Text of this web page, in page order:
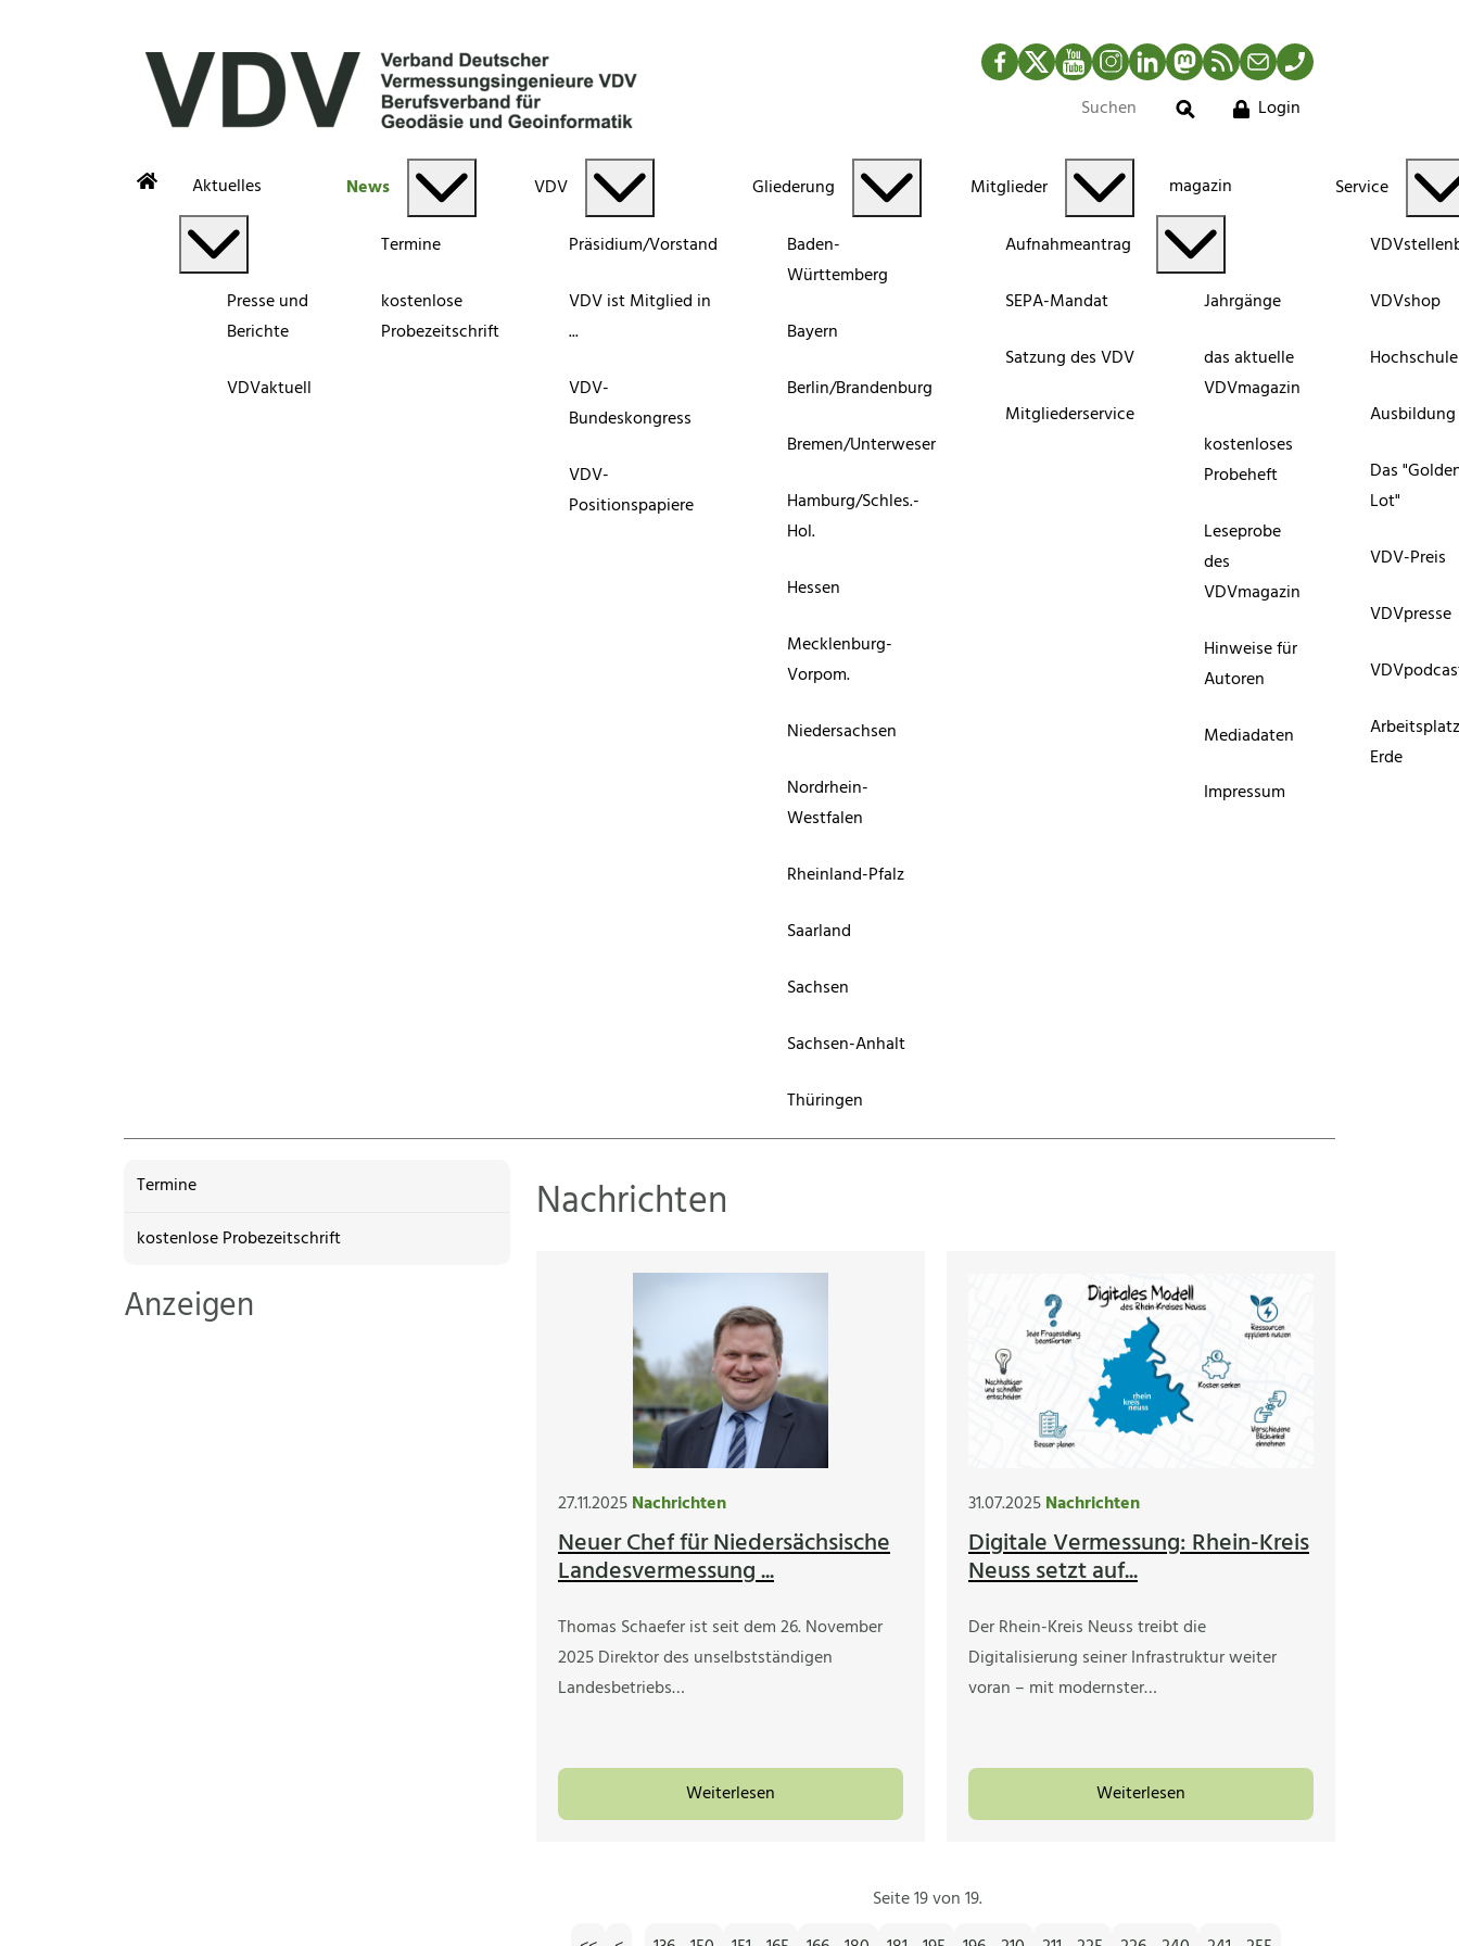
Facebook
TwitterYouTubeInstagram
LinkedInMastodonRSS-Newsfeed
MailTelefon
Suche
Login
Aktuelles
Presse und
Berichte
VDVaktuell
News
Termine
kostenlose
Probezeitschrift
VDV
Präsidium/Vorstand
VDV ist Mitglied in
...
VDV-
Bundeskongress
VDV-
Positionspapiere
Gliederung
Baden-
Württemberg
Bayern
Berlin/Brandenburg
Bremen/Unterweser
Hamburg/Schles.-
Hol.
Hessen
Mecklenburg-
Vorpom.
Niedersachsen
Nordrhein-
Westfalen
Rheinland-Pfalz
Saarland
Sachsen
Sachsen-Anhalt
Thüringen
Mitglieder
Aufnahmeantrag
SEPA-Mandat
Satzung des VDV
Mitgliederservice
magazin
Jahrgänge
das aktuelle
VDVmagazin
kostenloses
Probeheft
Leseprobe
des
VDVmagazin
Hinweise für
Autoren
Mediadaten
Impressum
Service
VDVshop
Ausbildung
Das
Lot"
VDV-Preis
VDVpresse
Erde
Termine
kostenlose Probezeitschrift
Anzeigen
Nachrichten
27.11.2025Nachrichten
Neuer Chef für Niedersächsische
Landesvermessung ...
Thomas Schaefer ist seit dem 26. November
2025 Direktor des unselbstständigen
Landesbetriebs…
Weiterlesen
31.07.2025Nachrichten
Digitale Vermessung: Rhein-Kreis
Neuss setzt auf...
Der Rhein-Kreis Neuss treibt die
Digitalisierung seiner Infrastruktur weiter
voran – mit modernster…
Weiterlesen
Seite 19 von 19.